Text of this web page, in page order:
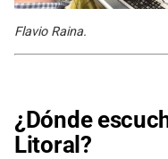
Flavio Raina.
¿Dónde
Litoral?